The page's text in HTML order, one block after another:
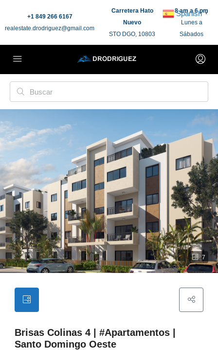
+1 849 266 6167
realestate.drodriguez@gmail.com
Carretera Hato
Nuevo
STO DGO, 10803
8 am a 6 pm
Lunes a
Sábados
7
Brisas Colinas 4 | #Apartamentos |
Santo Domingo Oeste
Spanish ▼